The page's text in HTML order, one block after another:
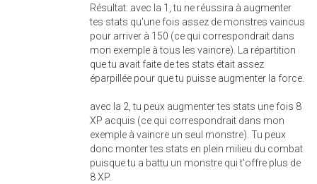
Résultat: avec la 1, tu ne réussira à augmenter
tes stats qu'une fois assez de monstres vaincus
pour arriver à 150 (ce qui correspondrait dans
mon exemple à tous les vaincre). La répartition
que tu avait faite de tes stats était assez
éparpillée pour que tu puisse augmenter la force.
avec la 2, tu peux augmenter tes stats une fois 8
XP acquis (ce qui correspondrait dans mon
exemple à vaincre un seul monstre). Tu peux
donc monter tes stats en plein milieu du combat
puisque tu a battu un monstre qui t'offre plus de
8 XP.